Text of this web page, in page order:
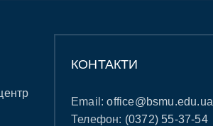
КОНТАКТИ
Email:office@bsmu.edu.ua
Телефон: (0372) 55-37-54